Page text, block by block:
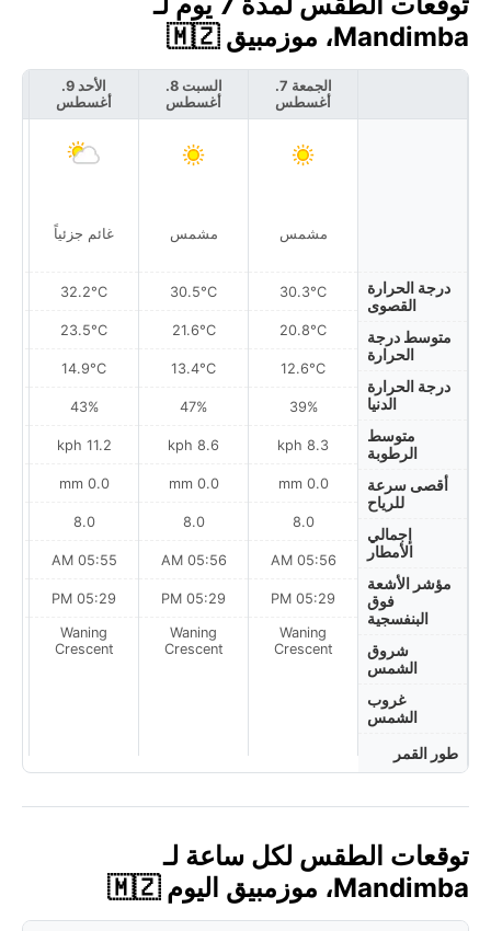
Mandimba، موزمبيق 🇲🇿
درجة الحرارة
القصوى
متوسط درجة
الحرارة
درجة الحرارة
الدنيا
متوسط
الرطوبة
أقصى سرعة
للرياح
إجمالي
الأمطار
مؤشر الأشعة
فوق
البنفسجية
شروق
الشمس
غروب
الشمس
طور القمر
الجمعة 7.
أغسطس
مشمس
30.3°C
20.8°C
12.6°C
39%
8.3 kph
0.0 mm
8.0
05:56 AM
05:29 PM
Waning
Crescent
السبت 8.
أغسطس
مشمس
30.5°C
21.6°C
13.4°C
47%
8.6 kph
0.0 mm
8.0
05:56 AM
05:29 PM
Waning
Crescent
الأحد 9.
أغسطس
غائم جزئياً
32.2°C
23.5°C
14.9°C
43%
11.2 kph
0.0 mm
8.0
05:55 AM
05:29 PM
Waning
Crescent
توقعات الطقس لكل ساعة لـ
Mandimba، موزمبيق اليوم 🇲🇿